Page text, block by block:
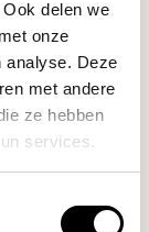
delen we
onze
analyse. Deze
met andere
ze hebben
services.